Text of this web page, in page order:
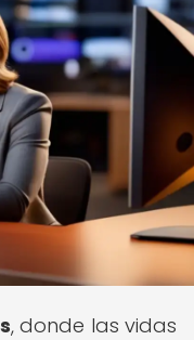
, donde las vidas